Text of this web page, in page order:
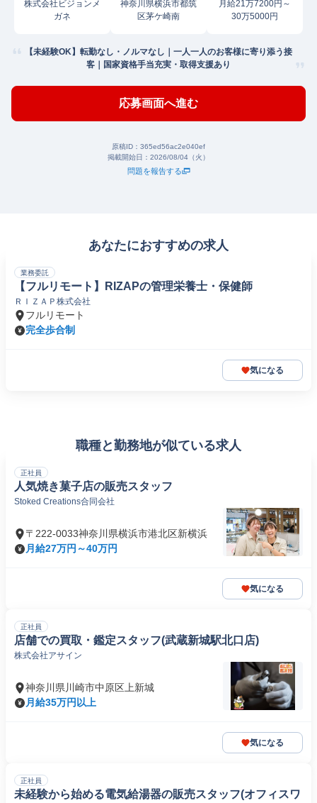
株式会社ビジョンメ
ガネ
神奈川県横浜市都筑
区茅ケ崎南
月給21万7200円～
30万5000円
【未経験OK】転勤なし・ノルマなし｜一人一人のお客様に寄り添う接
客｜国家資格手当充実・取得支援あり
応募画面へ進む
原稿ID： 365ed56ac2e040ef
掲載開始日： 2026/08/04（火）
問題を報告する
あなたにおすすめの求人
業務委託
【フルリモート】RIZAPの管理栄養士・保健師
ＲＩＺＡＰ株式会社
フルリモート
完全歩合制
気になる
職種と勤務地が似ている求人
正社員
人気焼き菓子店の販売スタッフ
Stoked Creations合同会社
〒222-0033神奈川県横浜市港北区新横浜
月給27万円～40万円
気になる
正社員
店舗での買取・鑑定スタッフ(武蔵新城駅北口店)
株式会社アサイン
神奈川県川崎市中原区上新城
月給35万円以上
気になる
正社員
未経験から始める電気給湯器の販売スタッフ(オフィスワ